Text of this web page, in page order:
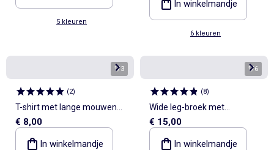
5 kleuren
In winkelmandje
6 kleuren
1/3
(2)
T-shirt met lange mouwen
van geribde stof
€ 8,00
In winkelmandje
1/6
(8)
Wide leg-broek met
hartjesborduurwerk
€ 15,00
In winkelmandje